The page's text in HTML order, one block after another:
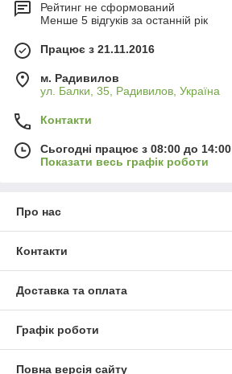
Рейтинг не сформований
Менше 5 відгуків за останній рік
Працює з 21.11.2016
м. Радивилов
ул. Балки, 35, Радивилов, Україна
Контакти
Сьогодні працює з 08:00 до 14:00
Показати весь графік роботи
Про нас
Контакти
Доставка та оплата
Графік роботи
Повна версія сайту